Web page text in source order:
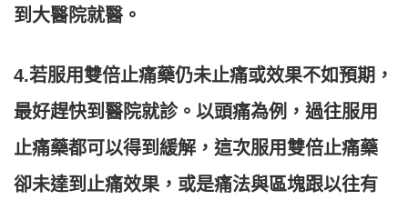
到大醫院就醫。
4.若服用雙倍止痛藥仍未止痛或效果不如預期，
最好趕快到醫院就診。以頭痛為例，過往服用
止痛藥都可以得到緩解，這次服用雙倍止痛藥
卻未達到止痛效果，或是痛法與區塊跟以往有